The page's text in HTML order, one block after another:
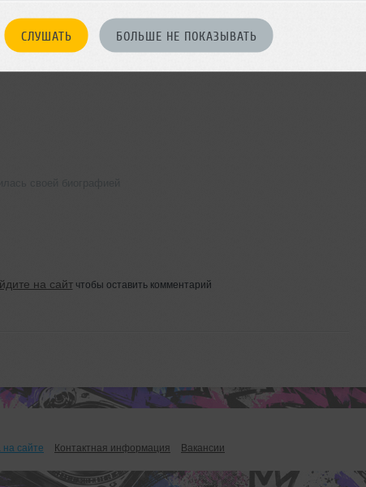
СЛУШАТЬ БОЛЬШЕ НЕ ПОКАЗЫВАТЬ
на сайтчтобы оставить комментарий
на сайте Контактная информация Вакансии